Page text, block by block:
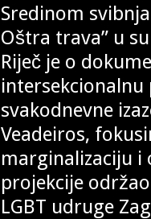
Sredinom
Oštra trava” u
Riječ je o
svakodnevne
Veadeiros,
marginalizaciju i
projekcije
LGBT udruge